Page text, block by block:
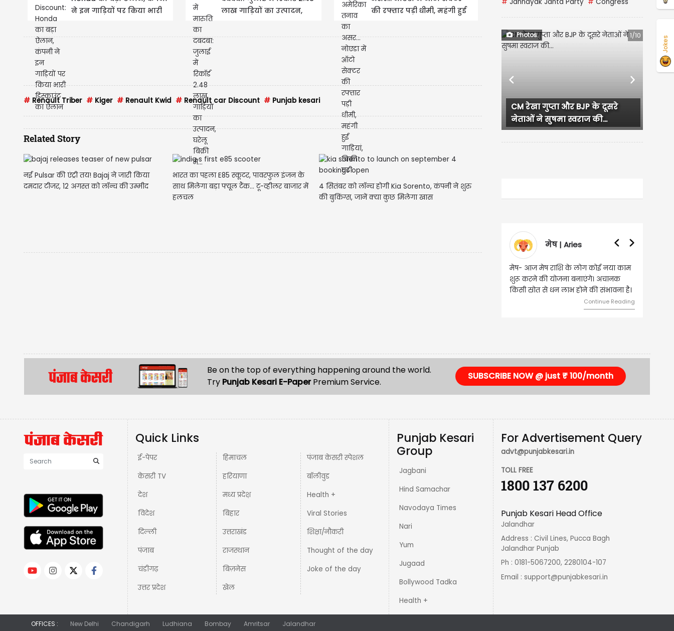
ने इन गाड़ियों पर किया भारी
लाख गाड़ियों का उत्पादन,
की रफ्तार पड़ी धीमी, महंगी हुई
# Renault Triber # Kiger # Renault Kwid # Renault car Discount # Punjab kesari
Related Story
नई Pulsar की एंट्री तय! Bajaj ने जारी किया
दमदार टीजर, 12 अगस्त को लॉन्च की उम्मीद
भारत का पहला E85 स्कूटर, पावरफुल इंजन के
साथ मिलेगा बड़ा फ्यूल टैंक... टू-व्हीलर बाजार में
हलचल
4 सितंबर को लॉन्च होगी Kia Sorento, कंपनी ने शुरु
की बुकिंग्स, जानें क्या कुछ मिलेगा खास
Photos 1/10
CM रेखा गुप्ता और BJP के दूसरे
नेताओं ने सुषमा स्वराज की...
Previous Next
मेष | Aries
मेष- आज मेष राशि के लोग कोई नया काम
शुरू करने की योजना बनाएंगे। अचानक
किसी स्रोत से धन लाभ होने की संभावना है।
Continue Reading
Be on the top of everything happening around the world.
Try Punjab Kesari E-PaperPremium Service.
SUBSCRIBE NOW @ just ₹ 100/month
Quick Links
ई-पेपर
केसरी TV
देश
विदेश
दिल्ली
पंजाब
चंडीगढ़
उत्तर प्रदेश
हिमाचल
हरियाणा
मध्य प्रदेश़
बिहार
उत्तराखंड
राजस्थान
बिज़नेस
खेल
पंजाब केसरी स्पेशल
बॉलीवुड
Health +
Viral Stories
शिक्षा/नौकरी
Thought of the day
Joke of the day
Punjab Kesari
Group
Jagbani
Hind Samachar
Navodaya Times
Nari
Yum
Jugaad
Bollywood Tadka
Health +
For Advertisement Query
advt@punjabkesari.in
TOLL FREE
1800 137 6200
Punjab Kesari Head Office
Jalandhar
Address : Civil Lines, Pucca Bagh
Jalandhar Punjab
Ph : 0181-5067200, 2280104-107
Email :support@punjabkesari.in
OFFICES : New Delhi Chandigarh Ludhiana Bombay Amritsar Jalandhar
Jokes